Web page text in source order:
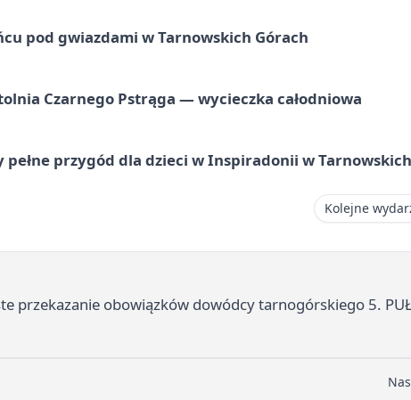
pod gwiazdami w Tarnowskich Górach
Czarnego Pstrąga — wycieczka całodniowa
przygód dla dzieci w Inspiradonii w
Kolejne
przekazanie obowiązków dowódcy tarnogórskiego 5.